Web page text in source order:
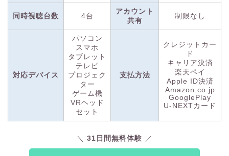
ャンペーンです。
また、特典として600円分のポイントが貰えるので、最新作の
レンタルや電子書籍の購入も可能！ぜひこの機会にU-NEXTで
アニメ「かぐや様は告らせたい」を視聴してみてくださいね。
同時視聴台数 4台
アカウント
共有
制限なし
対応デバイス
パソコン
スマホ
タブレット
テレビ
プロジェク
ター
ゲーム機
VRヘッド
セット
支払方法
クレジットカー
ド
キャリア決済
楽天ペイ
Apple ID決済
Amazon.co.jp
GooglePlay
U-NEXTカード
31日間無料体験